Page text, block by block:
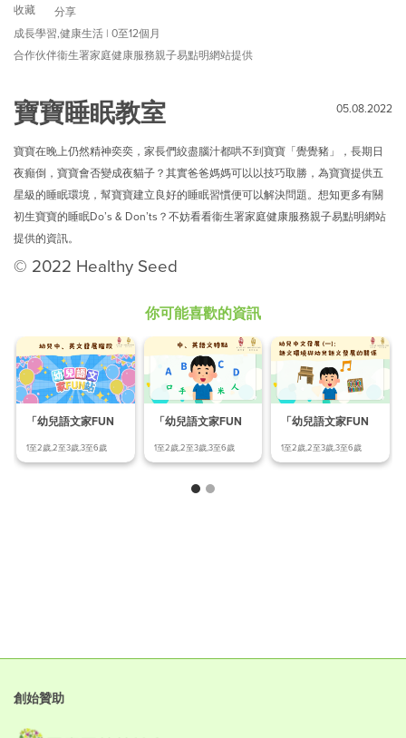
收藏
分享
成長學習,健康生活 | 0至12個月
合作伙伴衞生署家庭健康服務親子易點明網站提供
寶寶睡眠教室 05.08.2022
寶寶在晚上仍然精神奕奕，家長們絞盡腦汁都哄不到寶寶「覺覺豬」，長期日
夜癲倒，寶寶會否變成夜貓子？其實爸爸媽媽可以以技巧取勝，為寶寶提供五
星級的睡眠環境，幫寶寶建立良好的睡眠習慣便可以解決問題。想知更多有關
初生寶寶的睡眠Do’s & Don’ts？不妨看看衞生署家庭健康服務親子易點明網站
提供的資訊。
© 2022 Healthy Seed
你可能喜歡的資訊
「幼兒語文家FUN
展階
1至2歲,2至3歲,3至6歲
「幼兒語文家FUN
1至2歲,2至3歲,3至6歲
「幼兒語文家FUN
語文
1至2歲,2至3歲,3至6歲
創始贊助